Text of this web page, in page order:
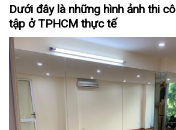
Dưới đây là những hình ảnh thi
tập ở TPHCM thực tế